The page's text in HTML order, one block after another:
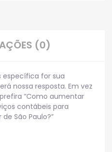
(0)
específica for sua
nossa resposta. Em vez
“Como aumentar
contábeis para
São Paulo?”